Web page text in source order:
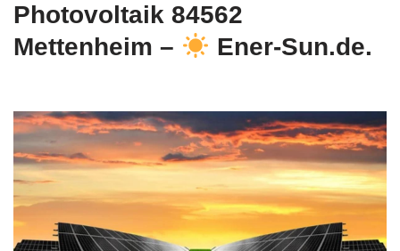
Photovoltaik 84562
Mettenheim –
Ener-Sun.de.